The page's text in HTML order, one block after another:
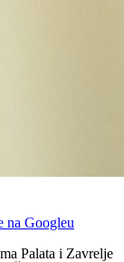
na Googleu
Palata i Zavrelje